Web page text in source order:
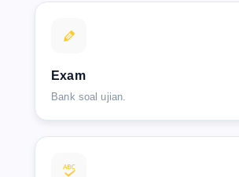
Exam
Bank soal ujian.